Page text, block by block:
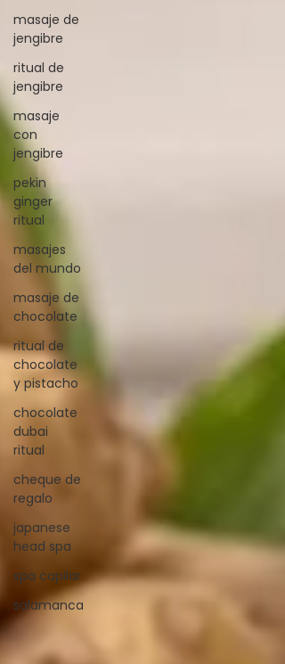
masaje de
jengibre
ritual de
jengibre
masaje
con
jengibre
pekin
ginger
ritual
masajes
del mundo
masaje de
chocolate
ritual de
chocolate
y pistacho
chocolate
dubai
ritual
cheque de
regalo
japanese
head spa
spa capilar
salamanca